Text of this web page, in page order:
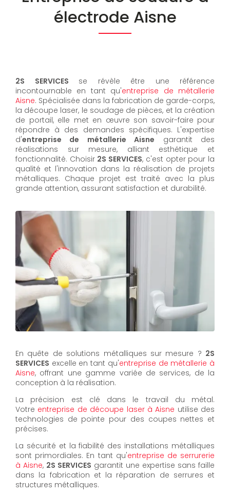
électrode Aisne
2S SERVICES se révèle être une référence
incontournable en tant qu'entreprise de métallerie
Aisne. Spécialisée dans la fabrication de garde-corps,
la découpe laser, le soudage de pièces, et la création
de portail, elle met en œuvre son savoir-faire pour
répondre à des demandes spécifiques. L'expertise
d'entreprise de métallerie Aisne garantit des
réalisations sur mesure, alliant esthétique et
fonctionnalité. Choisir 2S SERVICES, c'est opter pour la
qualité et l'innovation dans la réalisation de projets
métalliques. Chaque projet est traité avec la plus
grande attention, assurant satisfaction et durabilité.
En quête de solutions métalliques sur mesure ? 2S
SERVICES excelle en tant qu'entreprise de métallerie à
Aisne, offrant une gamme variée de services, de la
conception à la réalisation.
La précision est clé dans le travail du métal.
Votre entreprise de découpe laser à Aisne utilise des
technologies de pointe pour des coupes nettes et
précises.
La sécurité et la fiabilité des installations métalliques
sont primordiales. En tant qu'entreprise de serrurerie
à Aisne, 2S SERVICES garantit une expertise sans faille
dans la fabrication et la réparation de serrures et
structures métalliques.